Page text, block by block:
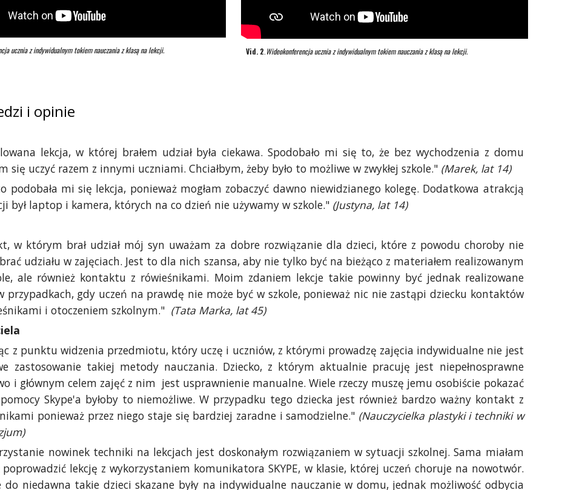
ucznia z indywidualnym tokiem nauczania z klasą na lekcji. Vid. 2 Wideokonferencja ucznia z indywidualnym tokiem nauczania z klasą na lekcji.
i opinie
lekcja, w której brałem udział była ciekawa. Spodobało mi się to, że bez wychodzenia z domu
się uczyć razem z innymi uczniami. Chciałbym, żeby było to możliwe w zwykłej szkole." (Marek, lat 14)
podobała mi się lekcja, ponieważ mogłam zobaczyć dawno niewidzianego kolegę. Dodatkowa atrakcją
był laptop i kamera, których na co dzień nie używamy w szkole." (Justyna, lat 14)
w którym brał udział mój syn uważam za dobre rozwiązanie dla dzieci, które z powodu choroby nie
udziału w zajęciach. Jest to dla nich szansa, aby nie tylko być na bieżąco z materiałem realizowanym
ale również kontaktu z rówieśnikami. Moim zdaniem lekcje takie powinny być jednak realizowane
przypadkach, gdy uczeń na prawdę nie może być w szkole, ponieważ nic nie zastąpi dziecku kontaktów
i otoczeniem szkolnym." (Tata Marka, lat 45)
z punktu widzenia przedmiotu, który uczę i uczniów, z którymi prowadzę zajęcia indywidualne nie jest
zastosowanie takiej metody nauczania. Dziecko, z którym aktualnie pracuję jest niepełnosprawne
i głównym celem zajęć z nim jest usprawnienie manualne. Wiele rzeczy muszę jemu osobiście pokazać
Skype'a byłoby to niemożliwe. W przypadku tego dziecka jest również bardzo ważny kontakt z
ponieważ przez niego staje się bardziej zaradne i samodzielne." (Nauczycielka plastyki i techniki w
nowinek techniki na lekcjach jest doskonałym rozwiązaniem w sytuacji szkolnej. Sama miałam
poprowadzić lekcję z wykorzystaniem komunikatora SKYPE, w klasie, której uczeń choruje na nowotwór.
do niedawna takie dzieci skazane były na indywidualne nauczanie w domu, jednak możliwość odbycia